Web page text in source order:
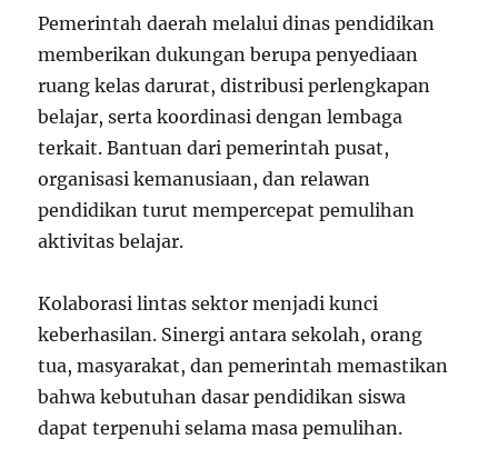
Pemerintah daerah melalui dinas pendidikan
memberikan dukungan berupa penyediaan
ruang kelas darurat, distribusi perlengkapan
belajar, serta koordinasi dengan lembaga
terkait. Bantuan dari pemerintah pusat,
organisasi kemanusiaan, dan relawan
pendidikan turut mempercepat pemulihan
aktivitas belajar.
Kolaborasi lintas sektor menjadi kunci
keberhasilan. Sinergi antara sekolah, orang
tua, masyarakat, dan pemerintah memastikan
bahwa kebutuhan dasar pendidikan siswa
dapat terpenuhi selama masa pemulihan.